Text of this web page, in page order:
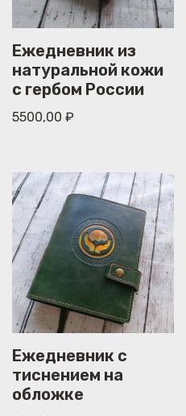
Ежедневник из
натуральной кожи
с гербом России
5500,00 ₽
Ежедневник с
тиснением на
обложке